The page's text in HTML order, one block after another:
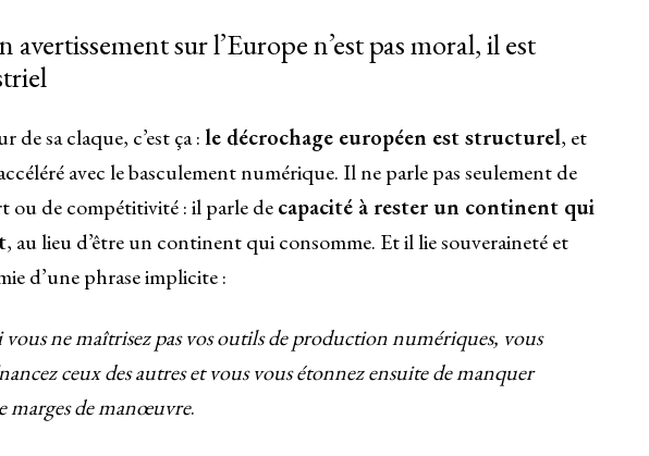
avertissement sur l’Europe n’est pas moral, il est
de sa claque, c’est ça : le décrochage européen est structurel, et
avec le basculement numérique. Il ne parle pas seulement de
ou de compétitivité : il parle decapacité à rester un continent qui
, au lieu d’être un continent qui consomme. Et il lie souveraineté et
d’une phrase implicite :
vous ne maîtrisez pas vos outils de production numériques, vous
ceux des autres et vous vous étonnez ensuite de manquer
marges de manœuvre.